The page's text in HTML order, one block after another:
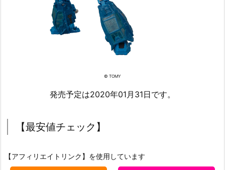
© TOMY
発売予定は2020年01月31日です。
【最安値チェック】
【アフィリエイトリンク】を使用しています